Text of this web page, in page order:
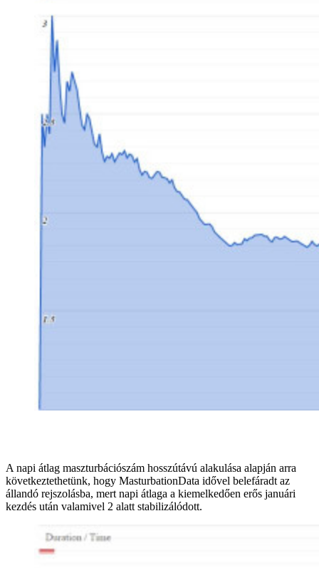
A napi átlag maszturbációszám hosszútávú alakulása alapján arra
következtethetünk, hogy MasturbationData idővel belefáradt az
állandó rejszolásba, mert napi átlaga a kiemelkedően erős januári
kezdés után valamivel 2 alatt stabilizálódott.